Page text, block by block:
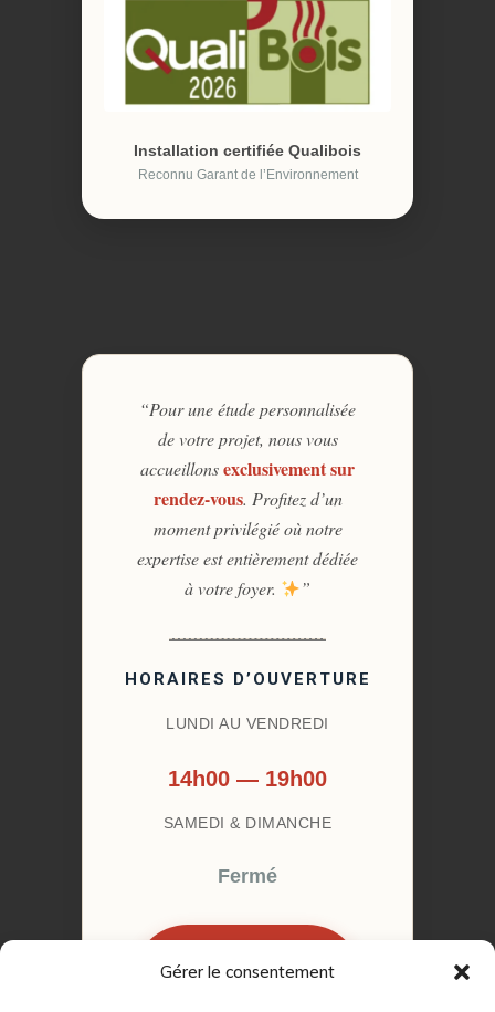
Gérer le consentement
Installation certifiée Qualibois
Reconnu Garant de l’Environnement
“Pour une étude personnalisée
de votre projet, nous vous
accueillonsexclusivement sur
rendez-vous. Profitez d’un
moment privilégié où notre
expertise est entièrement dédiée
à votre foyer.
”
HORAIRES D’OUVERTURE
LUNDI AU VENDREDI
14h00 — 19h00
SAMEDI & DIMANCHE
Fermé